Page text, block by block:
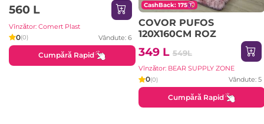
560 L
Vînzător: Comert Plast
0(0) Vândute: 6
Cumpără Rapid
CashBack: 175
COVOR PUFOS
120X160CM ROZ
349 L 549L
Vînzător: BEAR SUPPLY ZONE
0(0) Vândute: 5
Cumpără Rapid